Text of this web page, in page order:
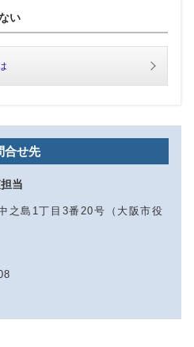
い
合せ先
当
島1丁目3番20号（大阪市役